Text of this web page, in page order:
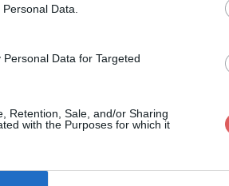
Data.
Data for Targeted
Retention, Sale, and/or Sharing
with the Purposes for which it
béton - Diacos -